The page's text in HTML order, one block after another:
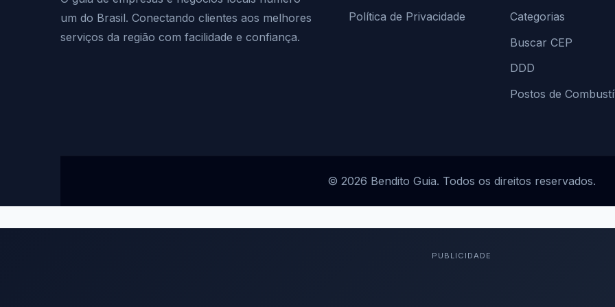
um do Brasil. Conectando clientes aos melhores
serviços da região com facilidade e confiança.
Política de Privacidade
Categorias
Buscar CEP
DDD
Postos de
© 2026 Bendito Guia. Todos os direitos reservados.